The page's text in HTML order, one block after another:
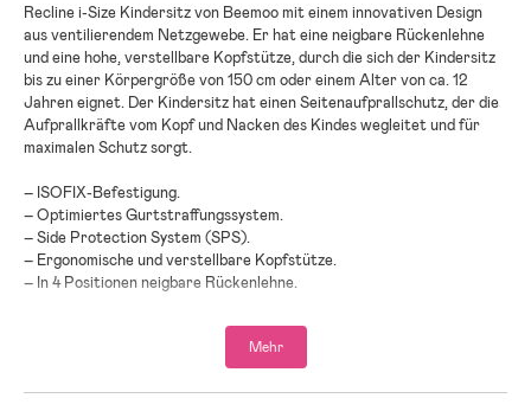
Recline i-Size Kindersitz von Beemoo mit einem innovativen Design
aus ventilierendem Netzgewebe. Er hat eine neigbare Rückenlehne
und eine hohe, verstellbare Kopfstütze, durch die sich der Kindersitz
bis zu einer Körpergröße von 150 cm oder einem Alter von ca. 12
Jahren eignet. Der Kindersitz hat einen Seitenaufprallschutz, der die
Aufprallkräfte vom Kopf und Nacken des Kindes wegleitet und für
maximalen Schutz sorgt.
– ISOFIX-Befestigung.
– Optimiertes Gurtstraffungssystem.
– Side Protection System (SPS).
– Ergonomische und verstellbare Kopfstütze.
– In 4 Positionen neigbare Rückenlehne.
– Altersempfehlung: ab 4 Jahren.
Mehr